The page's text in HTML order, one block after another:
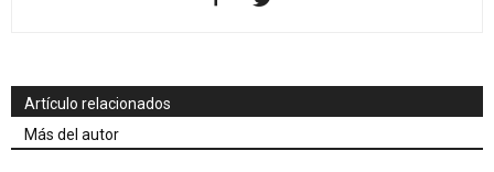
Artículo relacionados
Más del autor